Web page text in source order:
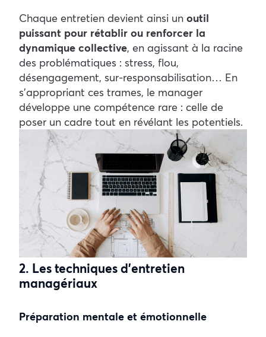
Chaque entretien devient ainsi un outil
puissant pour rétablir ou renforcer la
dynamique collective, en agissant à la racine
des problématiques : stress, flou,
désengagement, sur-responsabilisation… En
s’appropriant ces trames, le manager
développe une compétence rare : celle de
poser un cadre tout en révélant les potentiels.
2. Les techniques d’entretien
managériaux
Préparation mentale et émotionnelle